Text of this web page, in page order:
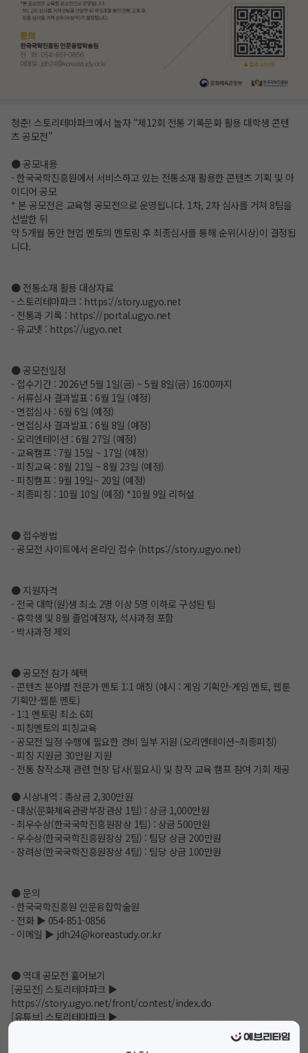
청춘! 스토리테마파크에서 놀자 “제12회 전통 기록문화 활용 대학생 콘텐
츠 공모전”
● 공모내용
- 한국국학진흥원에서 서비스하고 있는 전통소재 활용한 콘텐츠 기획 및 아
이디어 공모
* 본 공모전은 교육형 공모전으로 운영됩니다. 1차, 2차 심사를 거쳐 8팀을
선발한 뒤
약 5개월 동안 현업 멘토의 멘토링 후 최종심사를 통해 순위(시상)이 결정됩
니다.
● 전통소재 활용 대상자료
- 스토리테마파크 : https://story.ugyo.net
- 전통과 기록 : https://portal.ugyo.net
- 유교넷 : https://ugyo.net
● 공모전일정
- 접수기간 : 2026년 5월 1일(금) ~ 5월 8일(금) 16:00까지
- 서류심사 결과발표 : 6월 1일 (예정)
- 면접심사 : 6월 6일 (예정)
- 면접심사 결과발표 : 6월 8일 (예정)
- 오리엔테이션 : 6월 27일 (예정)
- 교육캠프 : 7월 15일 ~ 17일 (예정)
- 피칭교육 : 8월 21일 ~ 8월 23일 (예정)
- 피칭캠프 : 9월 19일~ 20일 (예정)
- 최종피칭 : 10월 10일 (예정) *10월 9일 리허설
● 접수방법
- 공모전 사이트에서 온라인 접수 (https://story.ugyo.net)
● 지원자격
- 전국 대학(원)생 최소 2명 이상 5명 이하로 구성된 팀
- 휴학생 및 8월 졸업예정자, 석사과정 포함
- 박사과정 제외
● 공모전 참가 혜택
- 콘텐츠 분야별 전문가 멘토 1:1 매칭 (예시 : 게임 기획안-게임 멘토, 웹툰
기획안-웹툰 멘토)
- 1:1 멘토링 최소 6회
- 피칭멘토의 피칭교육
- 공모전 일정 수행에 필요한 경비 일부 지원 (오리엔테이션~최종피칭)
- 피칭 지원금 30만원 지원
- 전통 창작소재 관련 현장 답사(필요시) 및 창작 교육 캠프 참여 기회 제공
● 시상내역 : 총상금 2,300만원
- 대상(문화체육관광부장관상 1팀) : 상금 1,000만원
- 최우수상(한국국학진흥원장상 1팀) : 상금 500만원
- 우수상(한국국학진흥원장상 2팀) : 팀당 상금 200만원
- 장려상(한국국학진흥원장상 4팀) : 팀당 상금 100만원
● 문의
- 한국국학진흥원 인문융합학술원
- 전화 ▶ 054-851-0856
- 이메일 ▶ jdh24@koreastudy.or.kr
● 역대 공모전 훑어보기
[공모전] 스토리테마파크 ▶
https://story.ugyo.net/front/contest/index.do
[유튜브] 스토리테마파크 ▶